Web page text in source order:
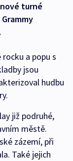
turné
rocku a popu s
jsou
hudbu
již podruhé,
městě.
zázemí, při
Také jejich